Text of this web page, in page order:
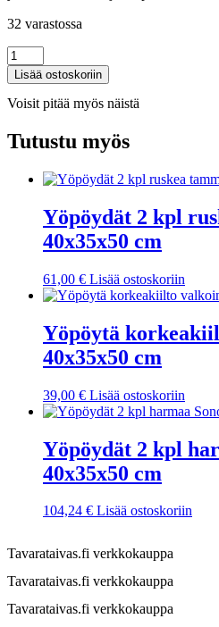
32 varastossa
TV-
seinäkaapit
LED-
valoilla
kpl
valkoinen
Lisää ostoskoriin
Voisit pitää myös näistä
Tutustu myös
Yöpöydät 2 kpl
40x35x50 cm
61,00 € Lisää ostoskoriin
Yöpöytä
40x35x50 cm
39,00 € Lisää ostoskoriin
Yöpöydät 2 kpl
40x35x50 cm
104,24 € Lisää ostoskoriin
Tavarataivas.fi verkkokauppa
Tavarataivas.fi verkkokauppa
Tavarataivas.fi verkkokauppa